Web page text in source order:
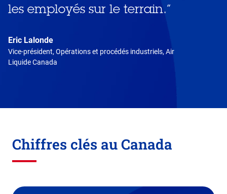
les employés sur le terrain.”
Eric Lalonde
Vice-président, Opérations et procédés industriels, Air
Liquide Canada
Chiffres clés au Canada